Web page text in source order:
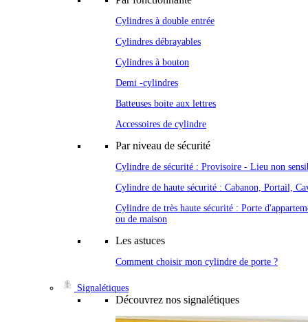
Cylindres à double entrée
Cylindres débrayables
Cylindres à bouton
Demi -cylindres
Batteuses boite aux lettres
Accessoires de cylindre
Par niveau de sécurité
Cylindre de sécurité : Provisoire - Lieu non
Cylindre de haute sécurité : Cabanon, Portail,
Cylindre de très haute sécurité : Porte
ou de maison
Les astuces
Comment choisir mon cylindre de porte ?
Signalétiques
Découvrez nos signalétiques